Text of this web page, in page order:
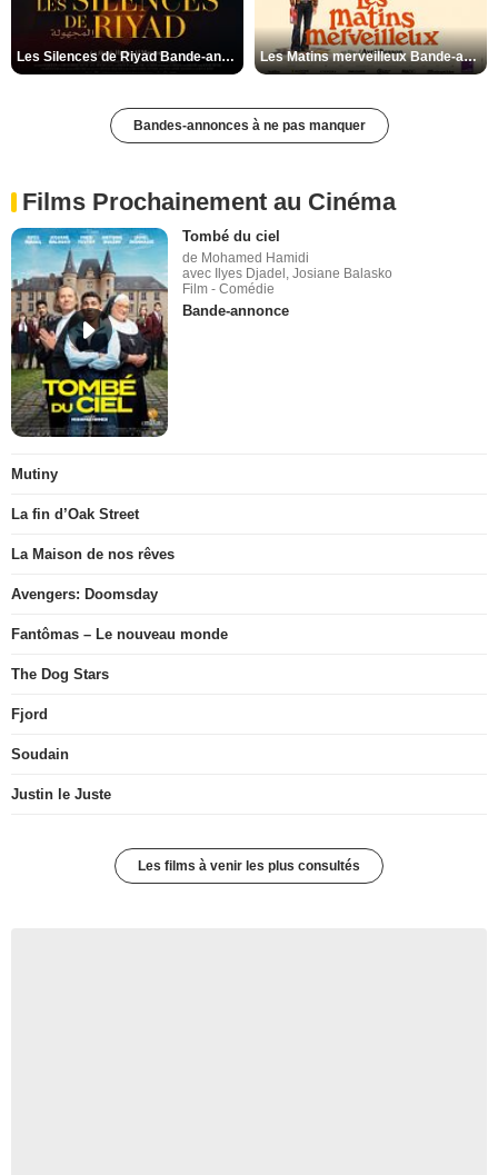
Les Silences de Riyad Bande-annonce VO STFR Les Matins merveilleux Bande-annonce VF
Bandes-annonces à ne pas manquer
Films Prochainement au Cinéma
Tombé du ciel
de Mohamed Hamidi
avec Ilyes Djadel, Josiane Balasko
Film - Comédie
Bande-annonce
Mutiny
La fin d’Oak Street
La Maison de nos rêves
Avengers: Doomsday
Fantômas – Le nouveau monde
The Dog Stars
Fjord
Soudain
Justin le Juste
Les films à venir les plus consultés